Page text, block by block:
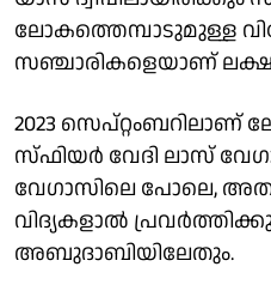
ലോകത്തെമ്പാടുമുള്ള
സഞ്ചാരികളെയാണ്
2023
സ്ഫിയര്‍ വേദി ലാസ്
വേഗാസിലെ പോലെ,
വിദ്യകളാല്‍
അബുദാബിയിലേതും.